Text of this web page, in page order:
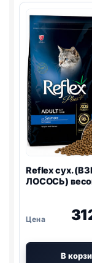
Reflex сух.
ЛОСОСЬ)
В